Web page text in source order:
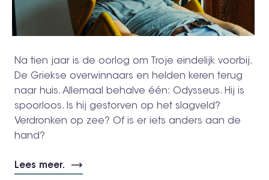
Na tien jaar is de oorlog om Troje eindelijk voorbij.
De Griekse overwinnaars en helden keren terug
naar huis. Allemaal behalve één: Odysseus. Hij is
spoorloos. Is hij gestorven op het slagveld?
Verdronken op zee? Of is er iets anders aan de
hand?
Lees meer.